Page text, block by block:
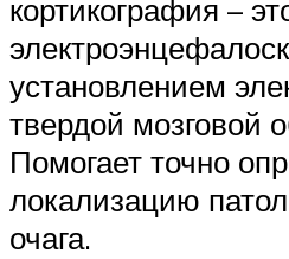
кортикография –
установлением
твердой мозговой
Помогает точно
локализацию
очага.